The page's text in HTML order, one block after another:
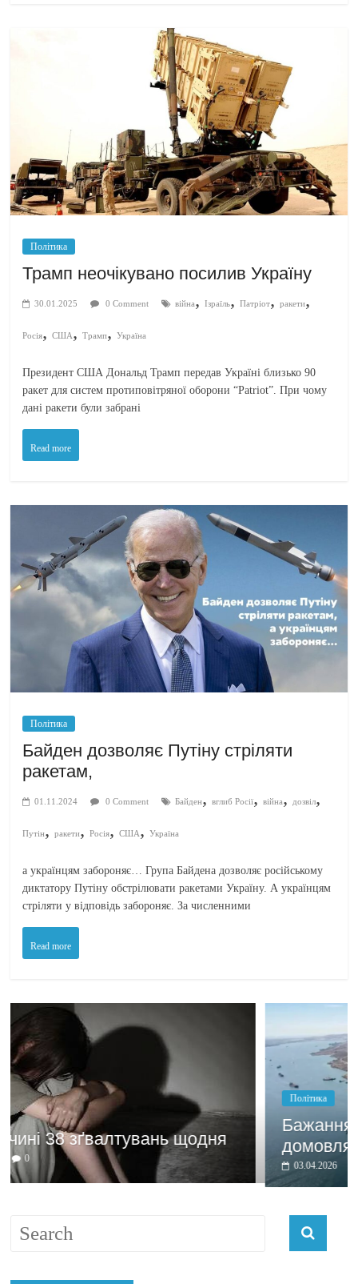
Політика
Трамп неочікувано посилив Україну
30.01.2025 0 Comment війна,Ізраїль,Патріот,ракети,
Росія,США,Трамп,Україна
Президент США Дональд Трамп передав Україні близько 90
ракет для систем протиповітряної оборони “Patriot”. При чому
дані ракети були забрані
Read more
Політика
Байден дозволяє Путіну стріляти
ракетам,
01.11.2024 0 Comment Байден,вглиб Росії,війна, дозвіл,
Путін,ракети,Росія,США,Україна
а українцям забороняє… Група Байдена дозволяє російському
диктатору Путіну обстрілювати ракетами Україну. А українцям
стріляти у відповідь забороняє. За численними
Read more
Політика
Бажання заробити мотивує
домовлятись
03.04.2026